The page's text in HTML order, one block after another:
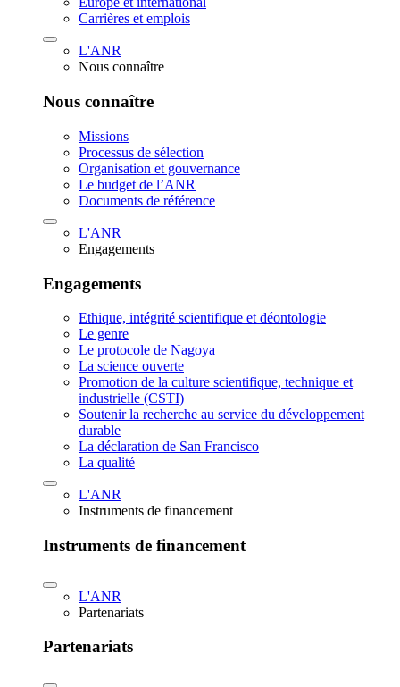
Carrières et emplois
L'ANR
Nous connaître
Nous connaître
Missions
Processus de sélection
Organisation et gouvernance
Le budget de l’ANR
Documents de référence
L'ANR
Engagements
Engagements
Ethique, intégrité scientifique et déontologie
Le genre
Le protocole de Nagoya
La science ouverte
Promotion de la culture scientifique, technique et
industrielle (CSTI)
Soutenir la recherche au service du développement
durable
La déclaration de San Francisco
La qualité
L'ANR
Instruments de financement
Instruments de financement
L'ANR
Partenariats
Partenariats